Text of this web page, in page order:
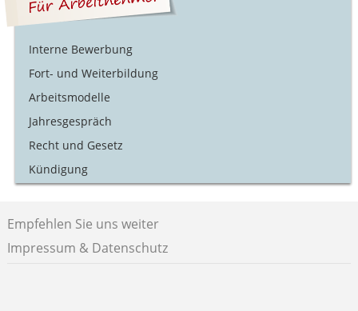
Interne Bewerbung
Fort- und Weiterbildung
Arbeitsmodelle
Jahresgespräch
Recht und Gesetz
Kündigung
Empfehlen Sie uns weiter
Impressum & Datenschutz